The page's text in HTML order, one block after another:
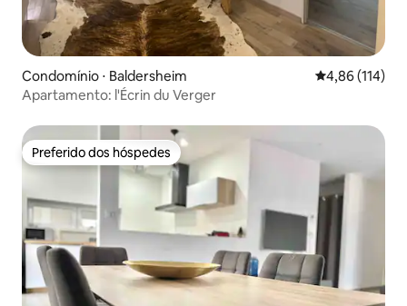
Condomínio ⋅ Baldersheim 4,86 de uma
4,86 (114)
Apartamento: l'Écrin du Verger
Preferido dos hóspedes
Preferido dos hóspedes